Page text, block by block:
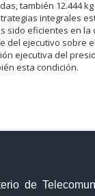
de
también 12.444
integrales
sido eficientes en la
del ejecutivo sobre
ejecutiva del
esta condición.